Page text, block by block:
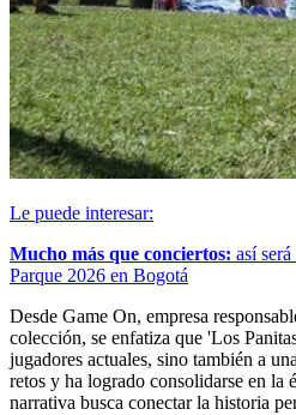
Le puede interesar:
Mucho más que conciertos: así
Parque 2026 en Bogotá
Desde Game On, empresa
colección, se enfatiza que 'Los
jugadores actuales, sino también a
retos y ha logrado consolidarse en
narrativa busca conectar la historia